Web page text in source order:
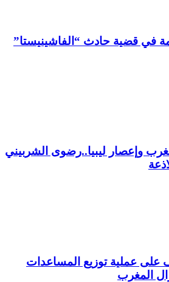
في قضية حادث “الفاشينيستا”
وإعصار ليبيا..رضوى الشربيني
عملية توزيع المساعدات
المغرب